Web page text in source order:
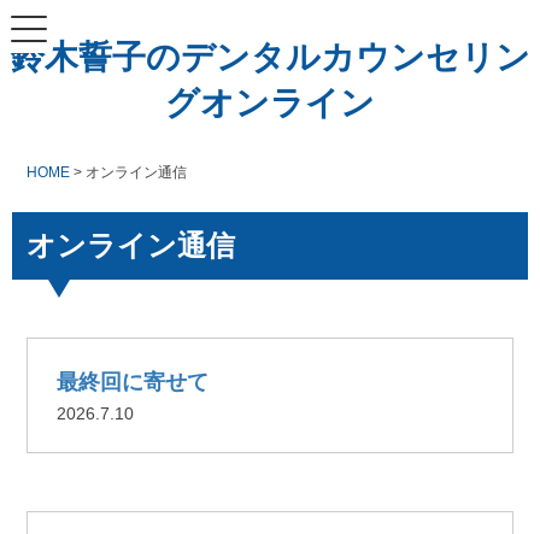
鈴木誓子のデンタルカウンセリン
グオンライン
HOME > オンライン通信
オンライン通信
最終回に寄せて
2026.7.10